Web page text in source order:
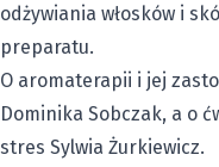
odżywiania włosków i
preparatu.
O aromaterapii i jej
Dominika Sobczak, a o
stres Sylwia Żurkiewicz.